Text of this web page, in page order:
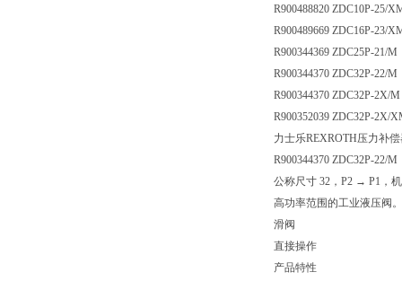
R900488820 ZDC10P-25/
R900489669 ZDC16P-23/
R900344369 ZDC25P-21/M
R900344370 ZDC32P-22/M
R900344370 ZDC32P-2X/M
R900352039 ZDC32P-2X/
力士乐REXROTH压力补
R900344370 ZDC32P-22/M
公称尺寸 32，P2 → P1，
高功率范围的工业液压阀
滑阀
直接操作
产品特性